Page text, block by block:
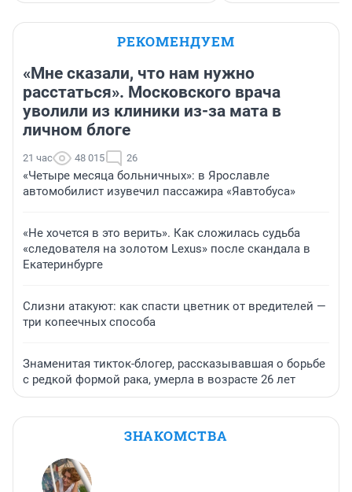
РЕКОМЕНДУЕМ
«Мне сказали, что нам нужно
расстаться». Московского врача
уволили из клиники из-за мата в
личном блоге
21 час 48 015 26
«Четыре месяца больничных»: в Ярославле
автомобилист изувечил пассажира «Яавтобуса»
«Не хочется в это верить». Как сложилась судьба
«следователя на золотом Lexus» после скандала в
Екатеринбурге
Слизни атакуют: как спасти цветник от вредителей —
три копеечных способа
Знаменитая тикток-блогер, рассказывавшая о борьбе
с редкой формой рака, умерла в возрасте 26 лет
ЗНАКОМСТВА